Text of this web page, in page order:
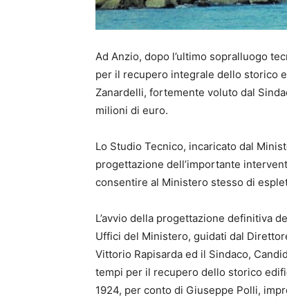
Ad Anzio, dopo l’ultimo sopralluogo
per il recupero integrale dello storico
Zanardelli, fortemente voluto dal
milioni di euro.
Lo Studio Tecnico, incaricato dal
progettazione dell’importante
consentire al Ministero stesso di
L’avvio della progettazione definitiva
Uffici del Ministero, guidati dal
Vittorio Rapisarda ed il Sindaco,
tempi per il recupero dello storico
1924, per conto di Giuseppe Polli,